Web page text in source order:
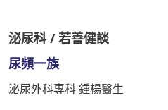
泌尿科 / 若善健談
尿頻一族
泌尿外科專科 鍾楊醫生